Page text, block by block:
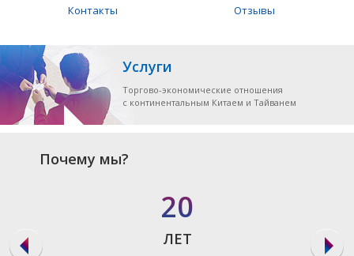
Контакты Отзывы
Услуги
Торгово-экономические отношения
с континентальным Китаем и Тайванем
Почему мы?
20
ЛЕТ